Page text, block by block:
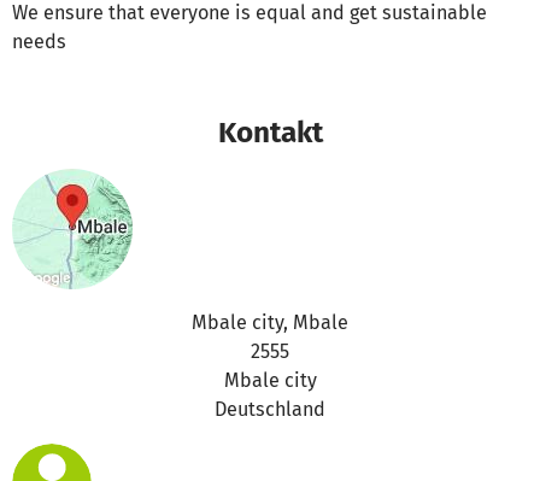
We ensure that everyone is equal and get sustainable
needs
Kontakt
Mbale city, Mbale
2555
Mbale city
Deutschland